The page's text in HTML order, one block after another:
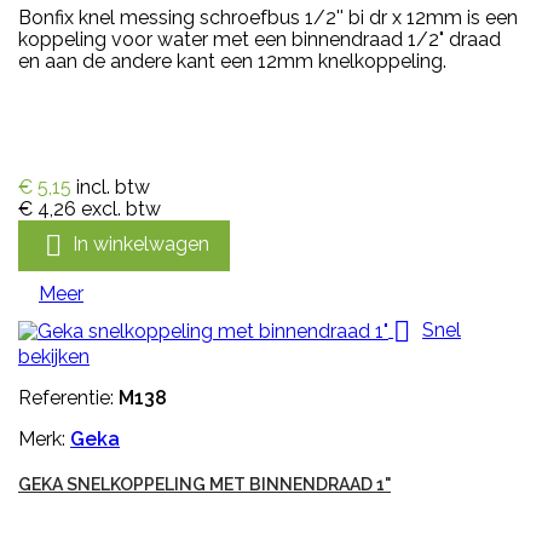
Bonfix knel messing schroefbus 1/2'' bi dr x 12mm is een
koppeling voor water met een binnendraad 1/2" draad
en aan de andere kant een 12mm knelkoppeling.
€ 5,15 incl. btw
€ 4,26 excl. btw
 In winkelwagen
Meer
 Snel
bekijken
Referentie: M138
Merk: Geka
GEKA SNELKOPPELING MET BINNENDRAAD 1"